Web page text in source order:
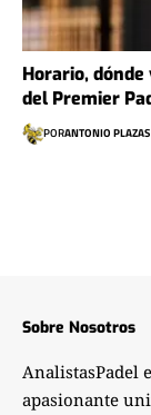
Horario,
del Premier
PORANTONIO
Sobre Nosotros
AnalistasPadel
apasionante